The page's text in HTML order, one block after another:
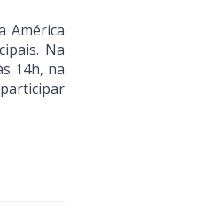
América
Na
14h, na